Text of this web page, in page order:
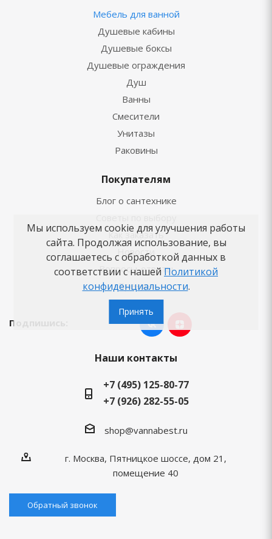
Мебель для ванной
Душевые кабины
Душевые боксы
Душевые ограждения
Душ
Ванны
Смесители
Унитазы
Раковины
Покупателям
Блог о сантехнике
Как заказать
Новости
Вопросы-ответы
Бренды
Подпишись:
Наши контакты
+7 (495) 125-80-77
+7 (926) 282-55-05
shop@vannabest.ru
г. Москва, Пятницкое шоссе, дом 21,
помещение 40
Обратный звонок
Мы используем cookie для улучшения работы
сайта. Продолжая использование, вы
соглашаетесь с обработкой данных в
соответствии с нашей Политикой
конфиденциальности.
Принять